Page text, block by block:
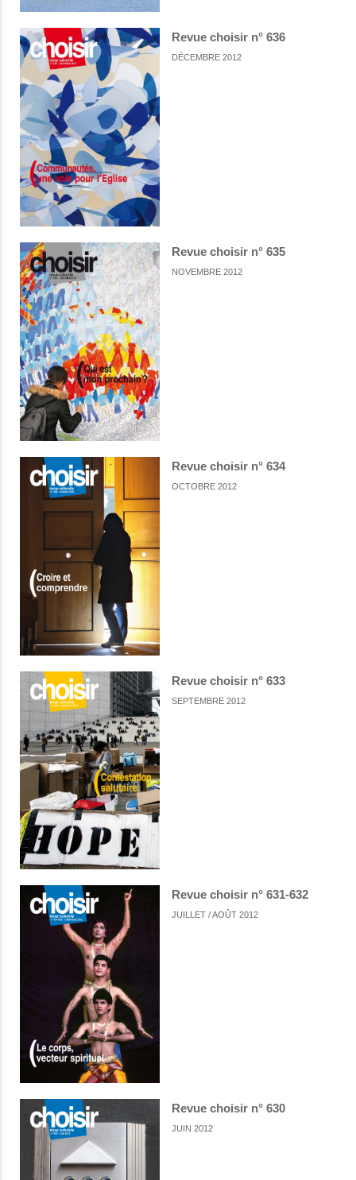
Revue choisir n° 636
DÉCEMBRE 2012
Revue choisir n° 635
NOVEMBRE 2012
Revue choisir n° 634
OCTOBRE 2012
Revue choisir n° 633
SEPTEMBRE 2012
Revue choisir n° 631-632
JUILLET / AOÛT 2012
Revue choisir n° 630
JUIN 2012